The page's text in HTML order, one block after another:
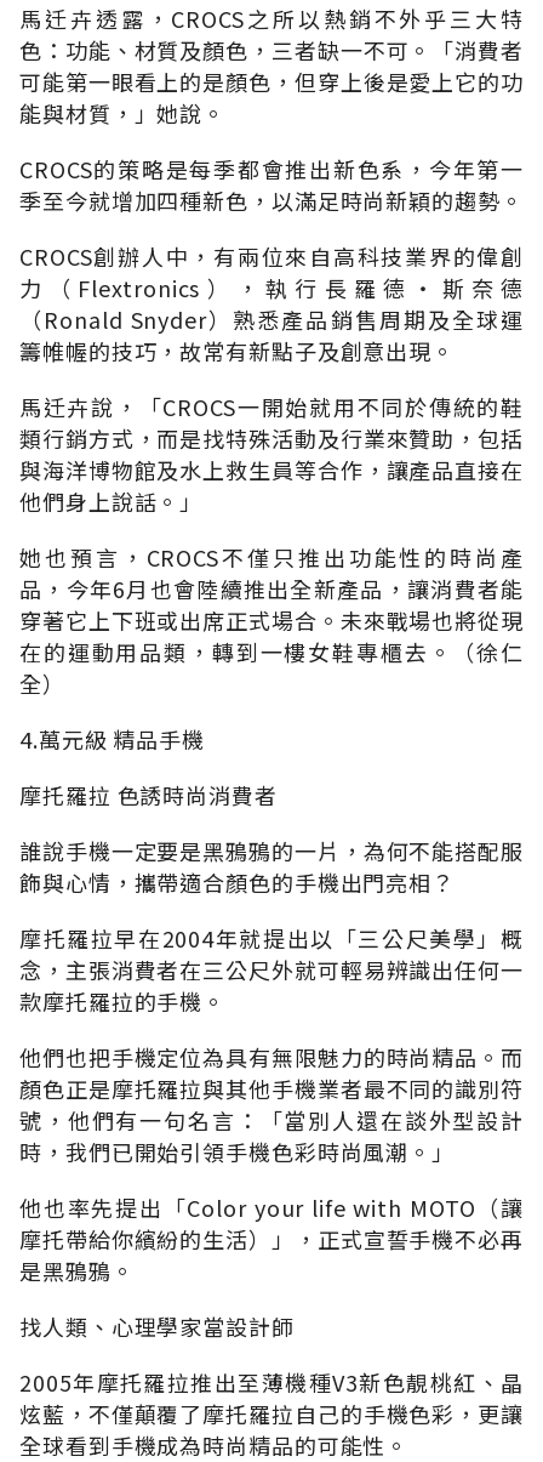
馬迁卉透露，CROCS之所以熱銷不外乎三大特
色：功能、材質及顏色，三者缺一不可。「消費者
可能第一眼看上的是顏色，但穿上後是愛上它的功
能與材質，」她說。
CROCS的策略是每季都會推出新色系，今年第一
季至今就增加四種新色，以滿足時尚新穎的趨勢。
CROCS創辦人中，有兩位來自高科技業界的偉創
力（Flextronics），執行長羅德‧斯奈德
（Ronald Snyder）熟悉產品銷售周期及全球運
籌帷幄的技巧，故常有新點子及創意出現。
馬迁卉說，「CROCS一開始就用不同於傳統的鞋
類行銷方式，而是找特殊活動及行業來贊助，包括
與海洋博物館及水上救生員等合作，讓產品直接在
他們身上說話。」
她也預言，CROCS不僅只推出功能性的時尚產
品，今年6月也會陸續推出全新產品，讓消費者能
穿著它上下班或出席正式場合。未來戰場也將從現
在的運動用品類，轉到一樓女鞋專櫃去。（徐仁
全）
4.萬元級 精品手機
摩托羅拉 色誘時尚消費者
誰說手機一定要是黑鴉鴉的一片，為何不能搭配服
飾與心情，攜帶適合顏色的手機出門亮相？
摩托羅拉早在2004年就提出以「三公尺美學」概
念，主張消費者在三公尺外就可輕易辨識出任何一
款摩托羅拉的手機。
他們也把手機定位為具有無限魅力的時尚精品。而
顏色正是摩托羅拉與其他手機業者最不同的識別符
號，他們有一句名言：「當別人還在談外型設計
時，我們已開始引領手機色彩時尚風潮。」
他也率先提出「Color your life with MOTO（讓
摩托帶給你繽紛的生活）」，正式宣誓手機不必再
是黑鴉鴉。
找人類、心理學家當設計師
2005年摩托羅拉推出至薄機種V3新色靚桃紅、晶
炫藍，不僅顛覆了摩托羅拉自己的手機色彩，更讓
全球看到手機成為時尚精品的可能性。